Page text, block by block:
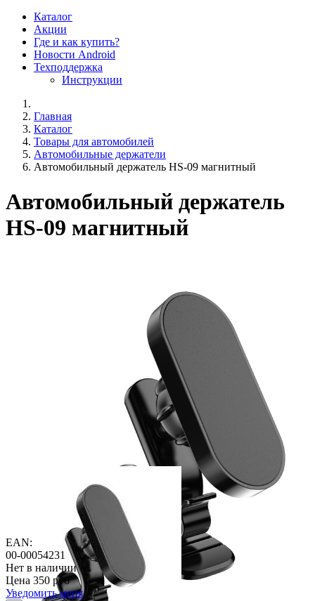
Каталог
Акции
Где и как купить?
Новости Android
Техподдержка
Инструкции
Главная
Каталог
Товары для автомобилей
Автомобильные держатели
Автомобильный держатель HS-09 магнитный
Автомобильный держатель
HS-09 магнитный
EAN:
00-00054231
Нет в наличии
Цена 350 руб
Уведомить меня